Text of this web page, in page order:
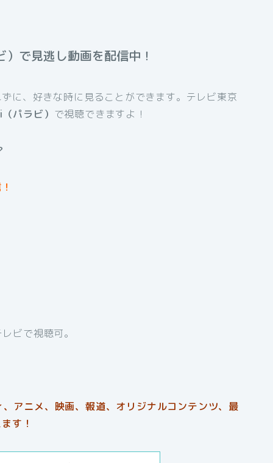
で見逃し動画を配信中！
に、好きな時に見ることができます。テレビ東京
パラビ） で視聴できますよ！
ビで視聴可。
アニメ、映画、報道、オリジナルコンテンツ、最
す！